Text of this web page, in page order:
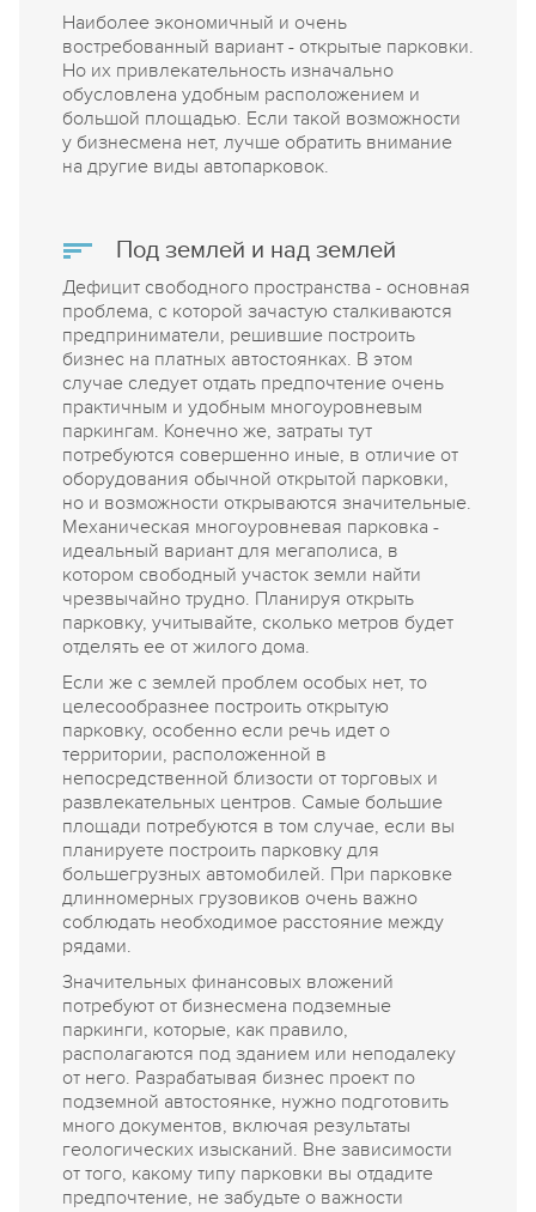
Наиболее экономичный и очень
востребованный вариант - открытые парковки.
Но их привлекательность изначально
обусловлена удобным расположением и
большой площадью. Если такой возможности
у бизнесмена нет, лучше обратить внимание
на другие виды автопарковок.
Под землей и над землей
Дефицит свободного пространства - основная
проблема, с которой зачастую сталкиваются
предприниматели, решившие построить
бизнес на платных автостоянках. В этом
случае следует отдать предпочтение очень
практичным и удобным многоуровневым
паркингам. Конечно же, затраты тут
потребуются совершенно иные, в отличие от
оборудования обычной открытой парковки,
но и возможности открываются значительные.
Механическая многоуровневая парковка -
идеальный вариант для мегаполиса, в
котором свободный участок земли найти
чрезвычайно трудно. Планируя открыть
парковку, учитывайте, сколько метров будет
отделять ее от жилого дома.
Если же с землей проблем особых нет, то
целесообразнее построить открытую
парковку, особенно если речь идет о
территории, расположенной в
непосредственной близости от торговых и
развлекательных центров. Самые большие
площади потребуются в том случае, если вы
планируете построить парковку для
большегрузных автомобилей. При парковке
длинномерных грузовиков очень важно
соблюдать необходимое расстояние между
рядами.
Значительных финансовых вложений
потребуют от бизнесмена подземные
паркинги, которые, как правило,
располагаются под зданием или неподалеку
от него. Разрабатывая бизнес проект по
подземной автостоянке, нужно подготовить
много документов, включая результаты
геологических изысканий. Вне зависимости
от того, какому типу парковки вы отдадите
предпочтение, не забудьте о важности